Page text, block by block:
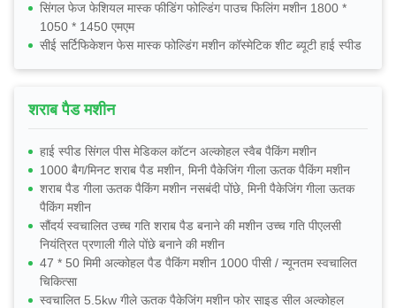
सिंगल फेज फेशियल मास्क फीडिंग फोल्डिंग पाउच फिलिंग मशीन 1800 *
1050 * 1450 एमएम
सीई सर्टिफिकेशन फेस मास्क फोल्डिंग मशीन कॉस्मेटिक शीट ब्यूटी हाई स्पीड
शराब पैड मशीन
हाई स्पीड सिंगल पीस मेडिकल कॉटन अल्कोहल स्वैब पैकिंग मशीन
1000 बैग/मिनट शराब पैड मशीन, मिनी पैकेजिंग गीला ऊतक पैकिंग मशीन
शराब पैड गीला ऊतक पैकिंग मशीन नसबंदी पोंछे, मिनी पैकेजिंग गीला ऊतक
पैकिंग मशीन
सौंदर्य स्वचालित उच्च गति शराब पैड बनाने की मशीन उच्च गति पीएलसी
नियंत्रित प्रणाली गीले पोंछे बनाने की मशीन
47 * 50 मिमी अल्कोहल पैड पैकिंग मशीन 1000 पीसी / न्यूनतम स्वचालित
चिकित्सा
स्वचालित 5.5kw गीले ऊतक पैकेजिंग मशीन फोर साइड सील अल्कोहल